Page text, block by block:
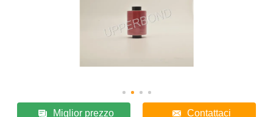
Miglior prezzo Contattaci